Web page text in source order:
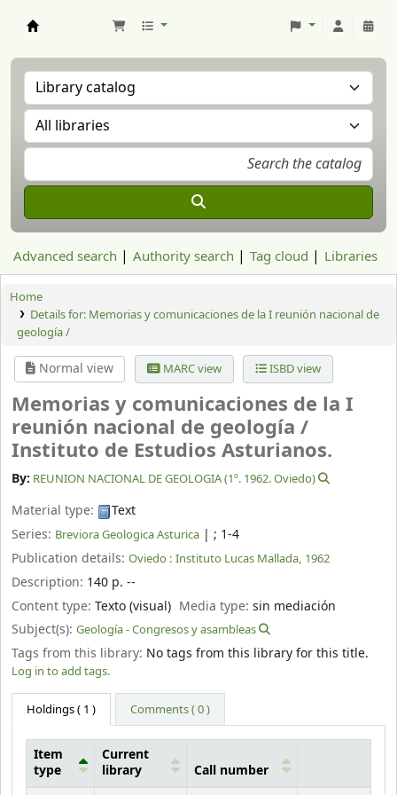
Advanced search Authority search Tag cloud Libraries
Home
Details for: Memorias y comunicaciones de la I reunión nacional de
geología /
Normal view MARC view ISBD view
Memorias y comunicaciones de la I
reunión nacional de geología /
Instituto de Estudios Asturianos.
By: REUNION NACIONAL DE GEOLOGIA (1º. 1962. Oviedo)
Material type:
Text
Series: Breviora Geologica Asturica | ; 1-4
Publication details: Oviedo : Instituto Lucas Mallada, 1962
Description: 140 p. --
Content type: Texto (visual) Media type:sin mediación
Subject(s): Geología - Congresos y asambleas
Tags from this library: No tags from this library for this title.
Log in to add tags.
Holdings( 1 ) Comments ( 0 )
Item
type
Current
library
Call number